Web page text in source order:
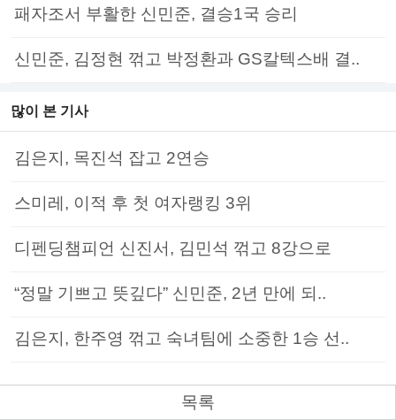
패자조서 부활한 신민준, 결승1국 승리
신민준, 김정현 꺾고 박정환과 GS칼텍스배 결..
많이 본 기사
김은지, 목진석 잡고 2연승
스미레, 이적 후 첫 여자랭킹 3위
디펜딩챔피언 신진서, 김민석 꺾고 8강으로
“정말 기쁘고 뜻깊다” 신민준, 2년 만에 되..
김은지, 한주영 꺾고 숙녀팀에 소중한 1승 선..
목록